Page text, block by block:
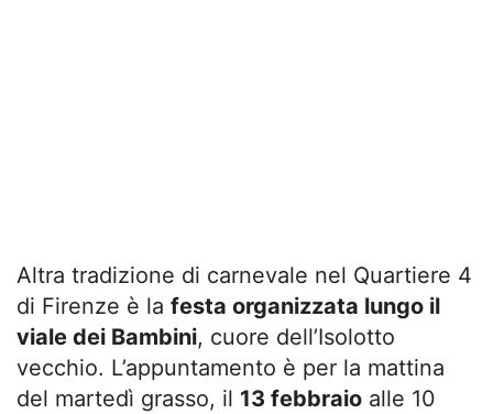
Altra tradizione di carnevale nel Quartiere 4
di Firenze è la festa organizzata lungo il
viale dei Bambini, cuore dell’Isolotto
vecchio. L’appuntamento è per la mattina
del martedì grasso, il 13 febbraio alle 10